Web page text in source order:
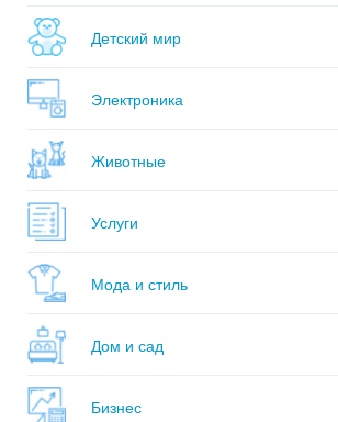
Детский мир
Электроника
Животные
Услуги
Мода и стиль
Дом и сад
Бизнес